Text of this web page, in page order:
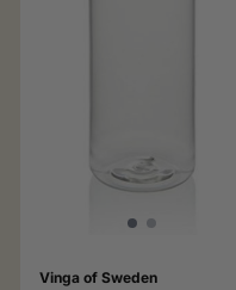
Vinga of Sweden